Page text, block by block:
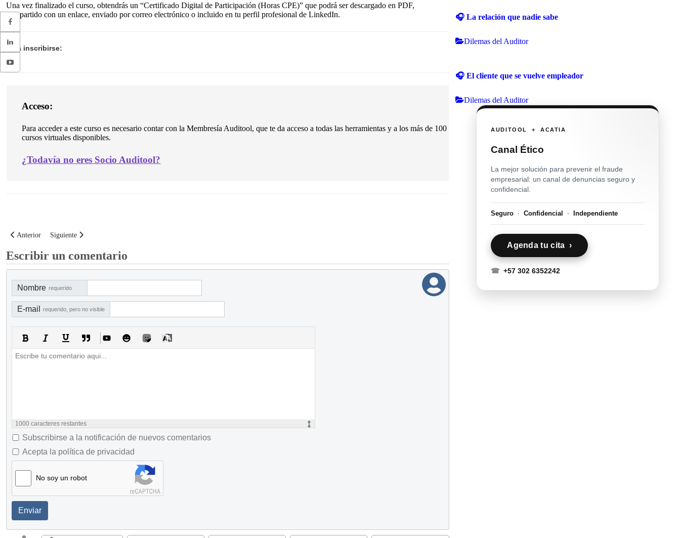
Una vez finalizado el curso, obtendrás un “Certificado Digital de Participación (Horas CPE)” que podrá ser descargado en PDF,
compartido con un enlace, enviado por correo electrónico o incluido en tu perfil profesional de LinkedIn.
Para inscribirse:
Acceso:
Para acceder a este curso es necesario contar con la Membresía Auditool, que te da acceso a todas las herramientas y a los más de 100
cursos virtuales disponibles.
¿Todavía no eres Socio Auditool?
Artículo anterior: Curso Virtual: Metodología para Implementar la Auditoría Ágil
Anterior Artículo siguiente: Curso Virtual: Administración y conducción de asignaciones de auditoría interna
Siguiente
Escribir un comentario
Nombre requerido
E-mail requerido, pero no visible
1000 caracteres restantes
Subscribirse a la notificación de nuevos comentarios
Acepta la política de privacidad
No soy un robot
Enviar
🎧 La relación que nadie sabe
Dilemas del Auditor
🎧 El cliente que se vuelve empleador
Dilemas del Auditor
AUDITOOL + ACATIA
Canal Ético
La mejor solución para prevenir el fraude
empresarial: un canal de denuncias seguro y
confidencial.
Seguro · Confidencial · Independiente
Agenda tu cita ›
☎ +57 302 6352242